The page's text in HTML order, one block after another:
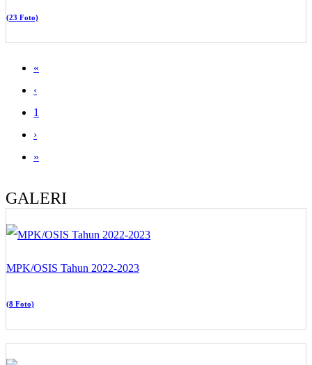
(23 Foto)
«
‹
1
›
»
GALERI
MPK/OSIS Tahun 2022-2023
(8 Foto)